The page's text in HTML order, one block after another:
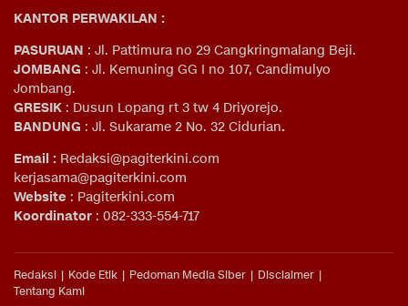
KANTOR PERWAKILAN :
PASURUAN : Jl. Pattimura no 29 Cangkringmalang Beji.
JOMBANG : Jl. Kemuning GG I no 107, Candimulyo
Jombang.
GRESIK : Dusun Lopang rt 3 tw 4 Driyorejo.
BANDUNG : Jl. Sukarame 2 No. 32 Cidurian.
Email : Redaksi@pagiterkini.com
kerjasama@pagiterkini.com
Website : Pagiterkini.com
Koordinator : 082-333-554-717
Redaksi Kode Etik Pedoman Media Siber
Disclaimer
Tentang Kami